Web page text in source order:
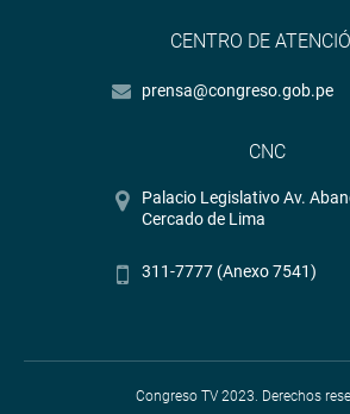
CENTRO DE
prensa@congreso.gob.pe
CNC
Palacio Legislativo Av.
Cercado de Lima
311-7777 (Anexo 7541)
Congreso TV 2023. Derechos